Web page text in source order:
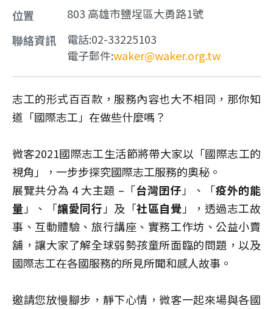
位置
803 高雄市鹽埕區大勇路1號
聯絡資訊
電話:02-33225103
電子郵件:waker@waker.org.tw
志工的形式百百款，服務內容也大不相同，那你知
道「國際志工」在做些什麼嗎？
微客2021國際志工生活節將帶大家以「國際志工的
視角」，一步步探究國際志工服務的奧秘。
展覽共分為 4 大主題 –「台灣囝仔」、「疫外的能
量」、「讓愛同行」及「社區自覺」，透過志工故
事、互動體驗、旅行講座、實務工作坊、公益小賣
舖，讓大家了解全球弱勢孩童所面臨的問題，以及
國際志工在各國服務的所見所聞和感人故事。
邀請您放慢腳步，靜下心情，微客一起來場與各國